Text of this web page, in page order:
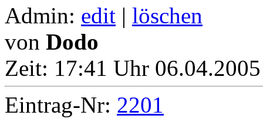
Admin: edit | löschen
von Dodo
Zeit: 17:41 Uhr
Eintrag-Nr: 2201